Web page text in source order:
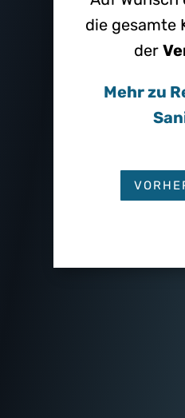
die gesamte
der
Mehr zu